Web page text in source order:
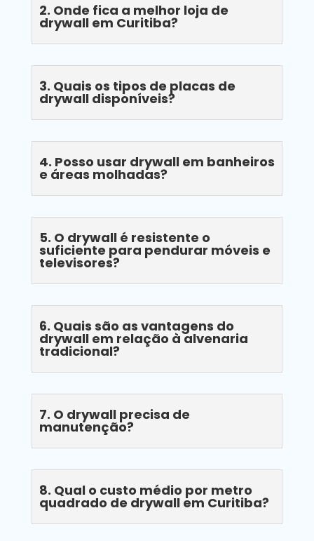
2. Onde fica a melhor loja de
drywall em Curitiba?
3. Quais os tipos de placas de
drywall disponíveis?
4. Posso usar drywall em banheiros
e áreas molhadas?
5. O drywall é resistente o
suficiente para pendurar móveis e
televisores?
6. Quais são as vantagens do
drywall em relação à alvenaria
tradicional?
7. O drywall precisa de
manutenção?
8. Qual o custo médio por metro
quadrado de drywall em Curitiba?